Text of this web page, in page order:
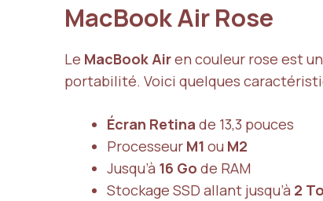
MacBook Air Rose
Le MacBook Airen couleur rose est
portabilité. Voici quelques
Écran Retina de 13,3 pouces
Processeur M1 ou M2
Jusqu’à 16 Go de RAM
Stockage SSD allant jusqu’à 2 To